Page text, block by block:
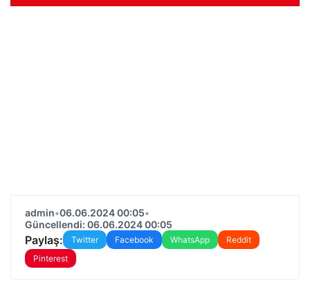
admin•06.06.2024 00:05•
Güncellendi: 06.06.2024 00:05
Paylaş: Twitter Facebook WhatsApp
Reddit
Pinterest